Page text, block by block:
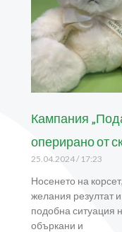
Кампания
оперирано от
25.04.2024 17:23
Носенето на
желания резултат
подобна ситуация
объркани и